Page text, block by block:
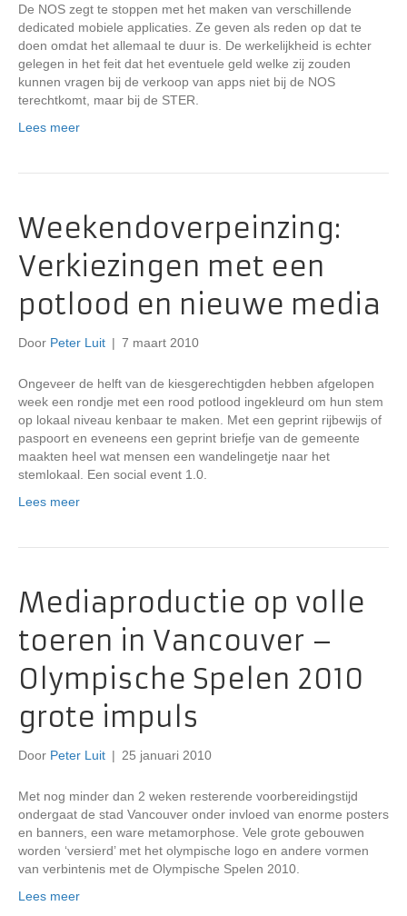
De NOS zegt te stoppen met het maken van verschillende
dedicated mobiele applicaties. Ze geven als reden op dat te
doen omdat het allemaal te duur is. De werkelijkheid is echter
gelegen in het feit dat het eventuele geld welke zij zouden
kunnen vragen bij de verkoop van apps niet bij de NOS
terechtkomt, maar bij de STER.
Lees meer
Weekendoverpeinzing:
Verkiezingen met een
potlood en nieuwe media
Door Peter Luit | 7 maart 2010
Ongeveer de helft van de kiesgerechtigden hebben afgelopen
week een rondje met een rood potlood ingekleurd om hun stem
op lokaal niveau kenbaar te maken. Met een geprint rijbewijs of
paspoort en eveneens een geprint briefje van de gemeente
maakten heel wat mensen een wandelingetje naar het
stemlokaal. Een social event 1.0.
Lees meer
Mediaproductie op volle
toeren in Vancouver –
Olympische Spelen 2010
grote impuls
Door Peter Luit | 25 januari 2010
Met nog minder dan 2 weken resterende voorbereidingstijd
ondergaat de stad Vancouver onder invloed van enorme posters
en banners, een ware metamorphose. Vele grote gebouwen
worden ‘versierd’ met het olympische logo en andere vormen
van verbintenis met de Olympische Spelen 2010.
Lees meer